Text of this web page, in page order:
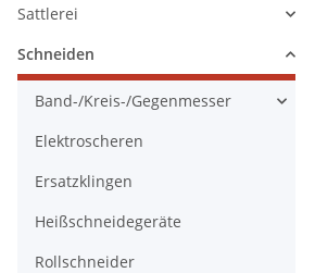
Sattlerei
Schneiden
Band-/Kreis-/Gegenmesser
Elektroscheren
Ersatzklingen
Heißschneidegeräte
Rollschneider